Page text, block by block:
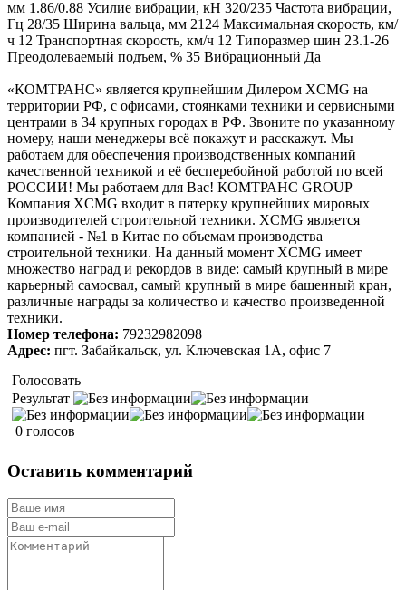
мм 1.86/0.88 Усилие вибрации, кН 320/235 Частота вибрации,
Гц 28/35 Ширина вальца, мм 2124 Максимальная скорость, км/
ч 12 Транспортная скорость, км/ч 12 Типоразмер шин 23.1-26
Преодолеваемый подъем, % 35 Вибрационный Да
«КОМТРАНС» является крупнейшим Дилером XCMG на
территории РФ, с офисами, стоянками техники и сервисными
центрами в 34 крупных городах в РФ. Звоните по указанному
номеру, наши менеджеры всё покажут и расскажут. Мы
работаем для обеспечения производственных компаний
качественной техникой и её бесперебойной работой по всей
РОССИИ! Мы работаем для Вас! КОМТРАНС GROUP
Компания XCMG входит в пятерку крупнейших мировых
производителей строительной техники. XCMG является
компанией - №1 в Китае по объемам производства
строительной техники. На данный момент XCMG имеет
множество наград и рекордов в виде: самый крупный в мире
карьерный самосвал, самый крупный в мире башенный кран,
различные награды за количество и качество произведенной
техники.
Номер телефона: 79232982098
Адрес: пгт. Забайкальск, ул. Ключевская 1А, офис 7
Голосовать
Результат
0 голосов
Оставить комментарий